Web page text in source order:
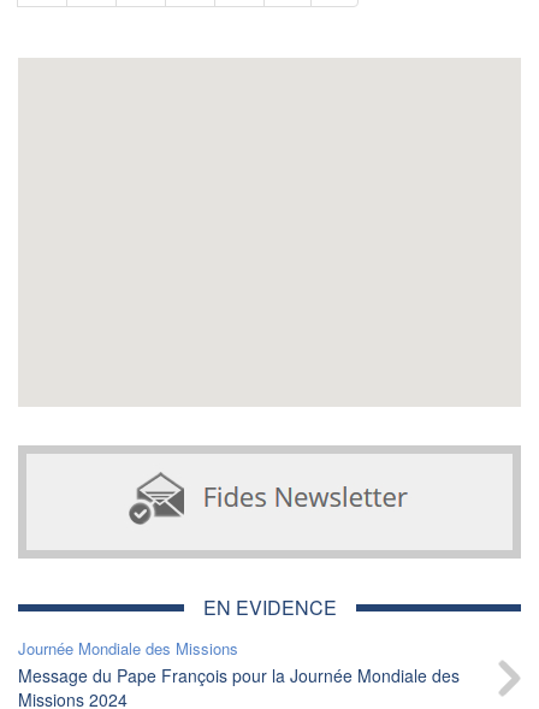
EN EVIDENCE
Journée Mondiale des Missions
Message du Pape François pour la Journée Mondiale des
Missions 2024